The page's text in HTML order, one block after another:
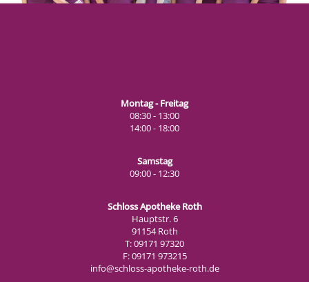
Montag - Freitag
08:30 - 13:00
14:00 - 18:00
Samstag
09:00 - 12:30
Schloss Apotheke Roth
Hauptstr. 6
91154 Roth
T: 09171 97320
F: 09171 973215
info@schloss-apotheke-roth.de